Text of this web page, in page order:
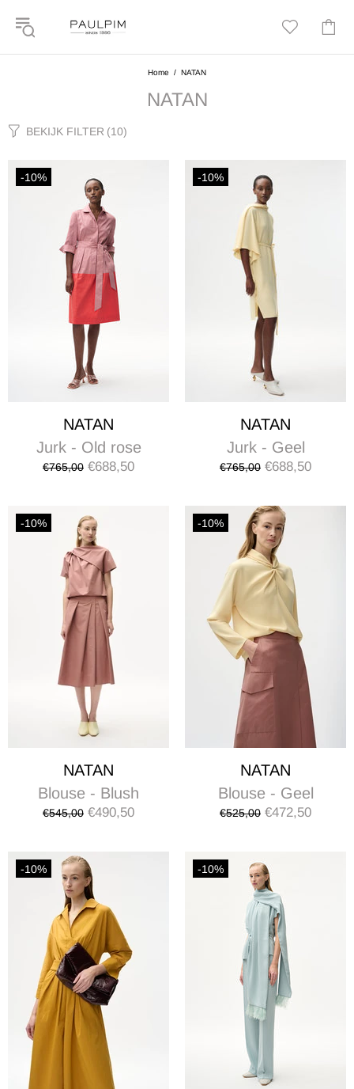
Home NATAN
NATAN
BEKIJK FILTER (10)
-10%
NATAN
Jurk - Old rose
€765,00 €688,50
-10%
NATAN
Jurk - Geel
€765,00 €688,50
-10%
NATAN
Blouse - Blush
€545,00 €490,50
-10%
NATAN
Blouse - Geel
€525,00 €472,50
-10% -10%